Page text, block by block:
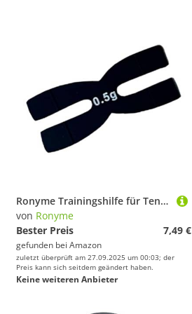
Ronyme Trainingshilfe für Tennisschläger-Schwunggewichte, Gerät zum Hinzufügen von Schlägergewichten, professionelles Training für Jugendliche, die Armkraft, Schwarz
von Ronyme
Bester Preis
7,49 €
gefunden bei Amazon
zuletzt überprüft am 27.09.2025 um 00:03; der
Preis kann sich seitdem geändert haben.
Keine weiteren Anbieter